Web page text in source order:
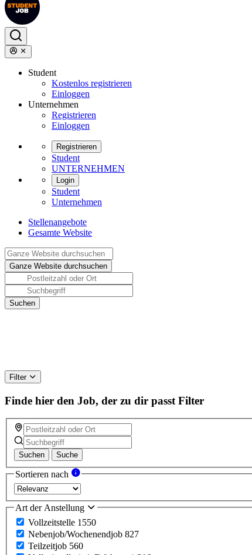
Student
Kostenlos registrieren
Einloggen
Unternehmen
Registrieren
Einloggen
Registrieren
Student
UNTERNEHMEN
Login
Student
Unternehmen
Stellenangebote
Gesamte Website
Filter
Finde hier den Job, der zu dir passt Filter
Suchen Suche
Sortieren nach
Art der Anstellung
Vollzeitstelle 1550
Nebenjob/Wochenendjob 827
Teilzeitjob 560